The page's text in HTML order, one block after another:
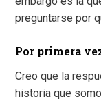
preguntarse por
Por primera
Creo que la
historia que